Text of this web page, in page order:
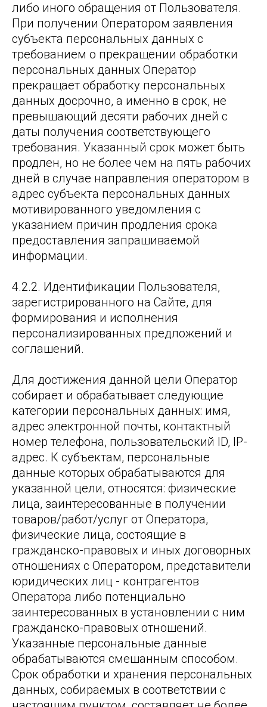
либо иного обращения от Пользователя.
При получении Оператором заявления
субъекта персональных данных с
требованием о прекращении обработки
персональных данных Оператор
прекращает обработку персональных
данных досрочно, а именно в срок, не
превышающий десяти рабочих дней с
даты получения соответствующего
требования. Указанный срок может быть
продлен, но не более чем на пять рабочих
дней в случае направления оператором в
адрес субъекта персональных данных
мотивированного уведомления с
указанием причин продления срока
предоставления запрашиваемой
информации.
4.2.2. Идентификации Пользователя,
зарегистрированного на Сайте, для
формирования и исполнения
персонализированных предложений и
соглашений.
Для достижения данной цели Оператор
собирает и обрабатывает следующие
категории персональных данных: имя,
адрес электронной почты, контактный
номер телефона, пользовательский ID, IP-
адрес. К субъектам, персональные
данные которых обрабатываются для
указанной цели, относятся: физические
лица, заинтересованные в получении
товаров/работ/услуг от Оператора,
физические лица, состоящие в
гражданско-правовых и иных договорных
отношениях с Оператором, представители
юридических лиц - контрагентов
Оператора либо потенциально
заинтересованных в установлении с ним
гражданско-правовых отношений.
Указанные персональные данные
обрабатываются смешанным способом.
Срок обработки и хранения персональных
данных, собираемых в соответствии с